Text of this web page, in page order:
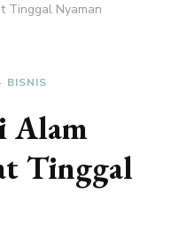
Tinggal Nyaman
BISNIS
Alam
Tinggal